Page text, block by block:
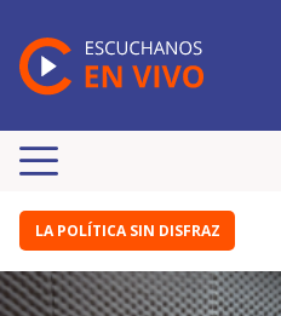
LA POLÍTICA SIN DISFRAZ